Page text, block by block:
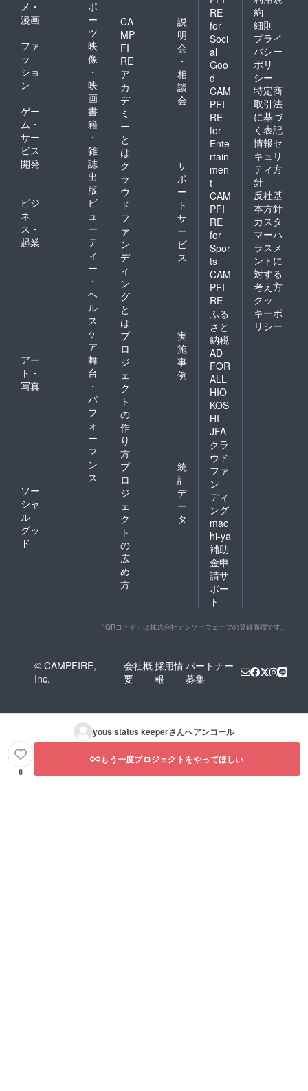
メ・
漫画
ポ
ー
ツ
ファ
ッ
ショ
ン
映
像
・
映
画
ゲー
ム・
サー
ビス
開発
書
籍
・
雑
誌
出
版
ビジ
ネ
ス・
起業
ビ
ュ
ー
テ
ィ
ー
・
ヘ
ル
ス
ケ
ア
アー
ト・
写真
舞
台
・
パ
フ
ォ
ー
マ
ン
ス
ソー
シャ
ル
グッ
ド
CA
MP
FI
RE
ア
カ
デ
ミ
ー
と
は
説
明
会
・
相
談
会
ク
ラ
ウ
ド
フ
ァ
ン
デ
ィ
ン
グ
と
は
サ
ポ
ー
ト
サ
ー
ビ
ス
プ
ロ
ジ
ェ
ク
ト
の
作
り
方
実
施
事
例
プ
ロ
ジ
ェ
ク
ト
の
広
め
方
統
計
デ
ー
タ
RE
for
Soci
al
Goo
d
CAM
PFI
RE
for
Ente
rtain
men
t
CAM
PFI
RE
for
Spor
ts
CAM
PFI
RE
ふる
さと
納税
AD
FOR
ALL
HIO
KOS
HI
JFA
クラ
ウド
ファ
ン
ディ
ング
mac
hi-ya
補助
金申
請サ
ポー
ト
約
細則
プライ
バシー
ポリ
シー
特定商
取引法
に基づ
く表記
情報セ
キュリ
ティ方
針
反社基
本方針
カスタ
マーハ
ラスメ
ントに
対する
考え方
クッ
キーポ
リシー
「QRコード」は株式会社デンソーウェーブの登録商標です。
© CAMPFIRE,
Inc.
会社概
要
採用情
報
パートナー
募集
yous status keeperさんへアンコール
6
もう一度プロジェクトをやってほしい